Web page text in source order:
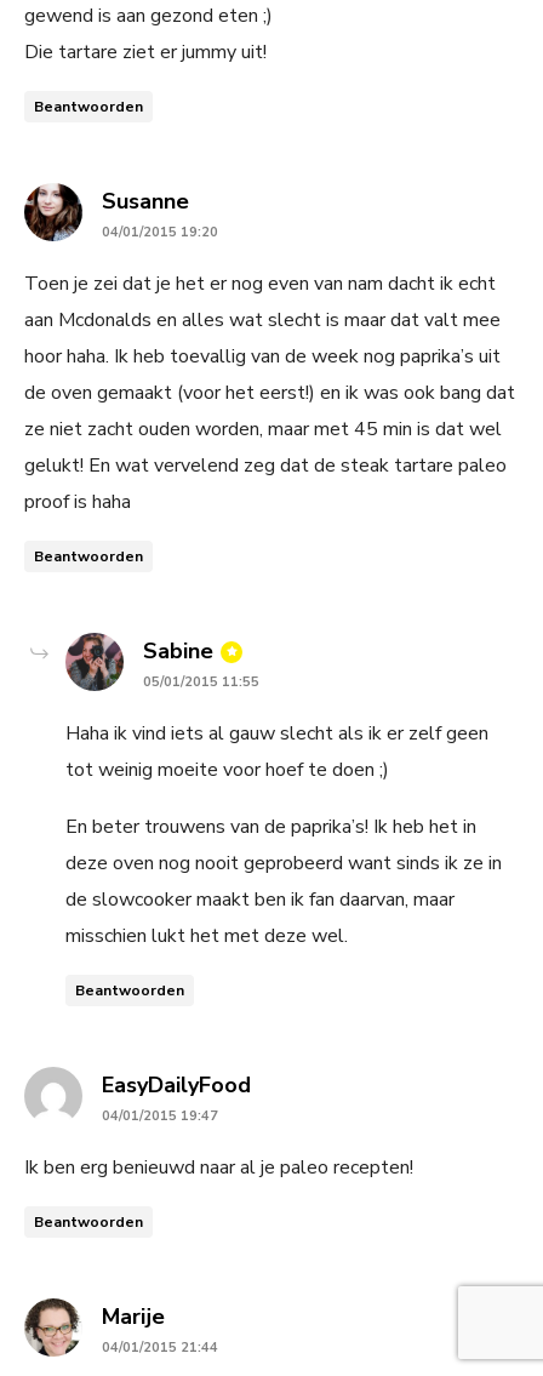
gewend is aan gezond eten ;)
Die tartare ziet er jummy uit!
Beantwoorden
Susannesays:
04/01/2015 19:20
Toen je zei dat je het er nog even van nam dacht ik echt
aan Mcdonalds en alles wat slecht is maar dat valt mee
hoor haha. Ik heb toevallig van de week nog paprika’s uit
de oven gemaakt (voor het eerst!) en ik was ook bang dat
ze niet zacht ouden worden, maar met 45 min is dat wel
gelukt! En wat vervelend zeg dat de steak tartare paleo
proof is haha
Beantwoorden
Sabine says:
05/01/2015 11:55
Haha ik vind iets al gauw slecht als ik er zelf geen
tot weinig moeite voor hoef te doen ;)
En beter trouwens van de paprika’s! Ik heb het in
deze oven nog nooit geprobeerd want sinds ik ze in
de slowcooker maakt ben ik fan daarvan, maar
misschien lukt het met deze wel.
Beantwoorden
EasyDailyFood
04/01/2015 19:47
Ik ben erg benieuwd naar al je paleo recepten!
Beantwoorden
Marijesays:
04/01/2015 21:44